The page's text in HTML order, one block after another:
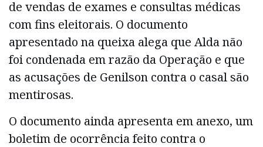
de vendas de exames e consultas médicas
com fins eleitorais. O documento
apresentado na queixa alega que Alda não
foi condenada em razão da Operação e que
as acusações de Genilson contra o casal são
mentirosas.
O documento ainda apresenta em anexo, um
boletim de ocorrência feito contra o